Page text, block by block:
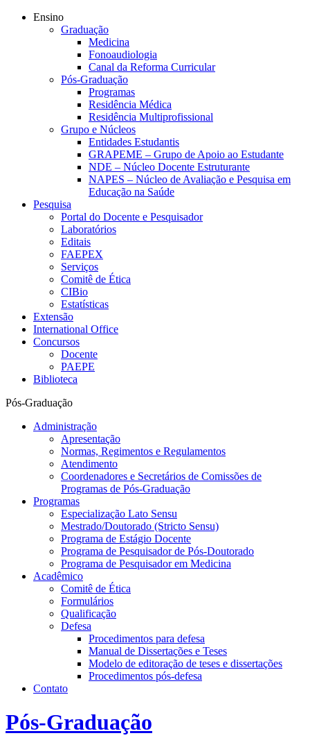
Ensino
Graduação
Medicina
Fonoaudiologia
Canal da Reforma Curricular
Pós-Graduação
Programas
Residência Médica
Residência Multiprofissional
Grupo e Núcleos
Entidades Estudantis
GRAPEME – Grupo de Apoio ao Estudante
NDE – Núcleo Docente Estruturante
NAPES – Núcleo de Avaliação e Pesquisa em
Educação na Saúde
Pesquisa
Portal do Docente e Pesquisador
Laboratórios
Editais
FAEPEX
Serviços
Comitê de Ética
CIBio
Estatísticas
Extensão
International Office
Concursos
Docente
PAEPE
Biblioteca
Pós-Graduação
Administração
Apresentação
Normas, Regimentos e Regulamentos
Atendimento
Coordenadores e Secretários de Comissões de
Programas de Pós-Graduação
Programas
Especialização Lato Sensu
Mestrado/Doutorado (Stricto Sensu)
Programa de Estágio Docente
Programa de Pesquisador de Pós-Doutorado
Programa de Pesquisador em Medicina
Acadêmico
Comitê de Ética
Formulários
Qualificação
Defesa
Procedimentos para defesa
Manual de Dissertações e Teses
Modelo de editoração de teses e dissertações
Procedimentos pós-defesa
Contato
Pós-Graduação